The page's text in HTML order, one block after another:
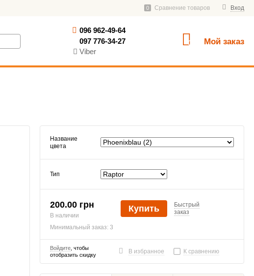
Вход
0 Сравнение товаров
096 962-49-64
097 776-34-27
Viber
0 Мой заказ
Название
цвета
Тип
200.00 грн
В наличии
Минимальный заказ: 3
Купить
Быстрый
заказ
Войдите, чтобы
отобразить скидку
В избранное К сравнению